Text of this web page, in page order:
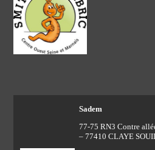
Sadem
77-75 RN3 Contre
– 77410 CLAYE